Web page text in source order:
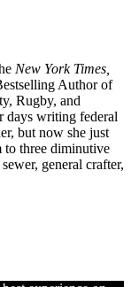
New York Times,
Author of
Rugby, and
days writing federal
but now she just
to three diminutive
general crafter,